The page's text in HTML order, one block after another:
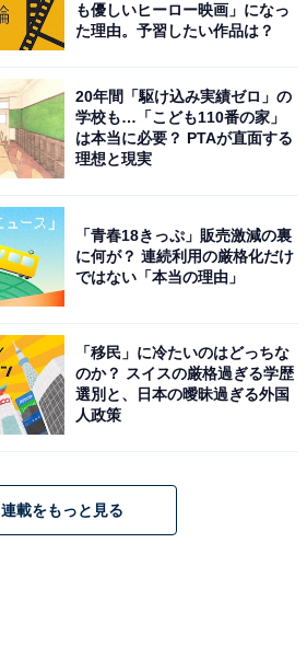
も優しいヒーロー映画」になっ
た理由。予習したい作品は？
20年間「駆け込み実績ゼロ」の
学校も…「こども110番の家」
は本当に必要？ PTAが直面する
理想と現実
「青春18きっぷ」販売激減の裏
に何が？ 連続利用の厳格化だけ
ではない「本当の理由」
「移民」に冷たいのはどっちな
のか？ スイスの厳格過ぎる学歴
選別と、日本の曖昧過ぎる外国
人政策
連載をもっと見る